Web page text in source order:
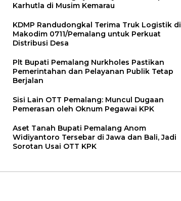
Karhutla di Musim Kemarau
KDMP Randudongkal Terima Truk Logistik di
Makodim 0711/Pemalang untuk Perkuat
Distribusi Desa
Plt Bupati Pemalang Nurkholes Pastikan
Pemerintahan dan Pelayanan Publik Tetap
Berjalan
Sisi Lain OTT Pemalang: Muncul Dugaan
Pemerasan oleh Oknum Pegawai KPK
Aset Tanah Bupati Pemalang Anom
Widiyantoro Tersebar di Jawa dan Bali, Jadi
Sorotan Usai OTT KPK